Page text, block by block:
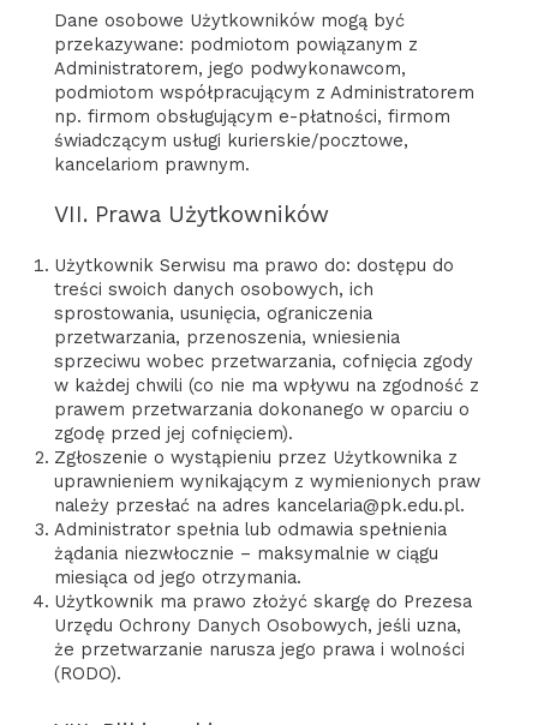
Dane osobowe Użytkowników mogą być
przekazywane: podmiotom powiązanym z
Administratorem, jego podwykonawcom,
podmiotom współpracującym z Administratorem
np. firmom obsługującym e-płatności, firmom
świadczącym usługi kurierskie/pocztowe,
kancelariom prawnym.
VII. Prawa Użytkowników
Użytkownik Serwisu ma prawo do: dostępu do
treści swoich danych osobowych, ich
sprostowania, usunięcia, ograniczenia
przetwarzania, przenoszenia, wniesienia
sprzeciwu wobec przetwarzania, cofnięcia zgody
w każdej chwili (co nie ma wpływu na zgodność z
prawem przetwarzania dokonanego w oparciu o
zgodę przed jej cofnięciem).
Zgłoszenie o wystąpieniu przez Użytkownika z
uprawnieniem wynikającym z wymienionych praw
należy przesłać na adres kancelaria@pk.edu.pl.
Administrator spełnia lub odmawia spełnienia
żądania niezwłocznie – maksymalnie w ciągu
miesiąca od jego otrzymania.
Użytkownik ma prawo złożyć skargę do Prezesa
Urzędu Ochrony Danych Osobowych, jeśli uzna,
że przetwarzanie narusza jego prawa i wolności
(RODO).